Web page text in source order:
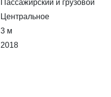
Пассажирский и грузовой
Центральное
3 м
2018